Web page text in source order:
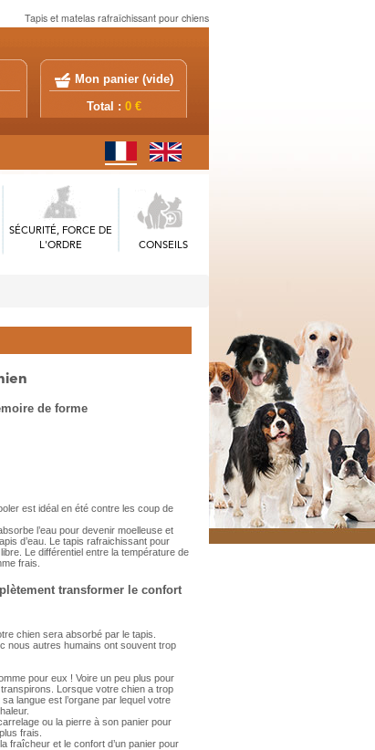
Tapis et matelas rafraîchissant pour chiens
Mon panier (vide)
Total : 0 €
SÉCURITÉ, FORCE DE
L'ORDRE
CONSEILS
de forme
est idéal en été contre les coup de
l’eau pour devenir moelleuse et
d’eau. Le tapis rafraichissant pour
Le différentiel entre la température de
frais.
transformer le confort
chien sera absorbé par le tapis.
nous autres humains ont souvent trop
pour eux ! Voire un peu plus pour
Lorsque votre chien a trop
langue est l’organe par lequel votre
ou la pierre à son panier pour
frais.
fraîcheur et le confort d’un panier pour